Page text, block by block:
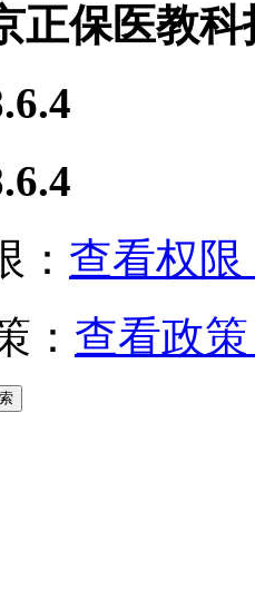
正保医教
： 查看权限
： 查看政